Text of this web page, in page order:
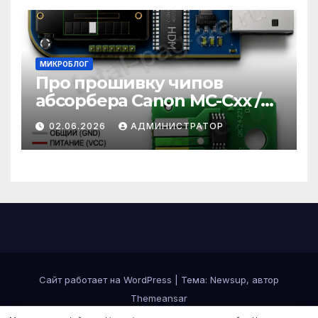
МИКРОБЛОГ
Про прошивку чипов
абсорбера Canon MC-Cxx /
MC-xx / MC-Gxx
02.06.2026 АДМИНИСТРАТОР
Сайт работает на WordPress Тема: Newsup, автор
Themeansar